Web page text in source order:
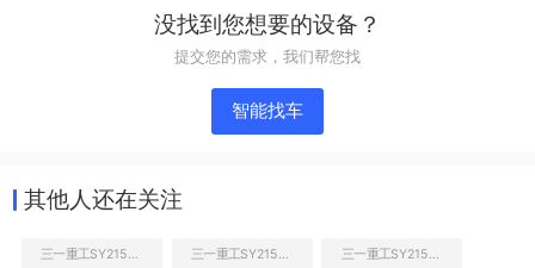
没找到您想要的设备？
提交您的需求，我们帮您找
智能找车
其他人还在关注